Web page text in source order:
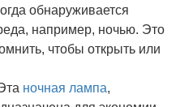
обнаруживается
например, ночью. Это
чтобы открыть или
ночная лампа,